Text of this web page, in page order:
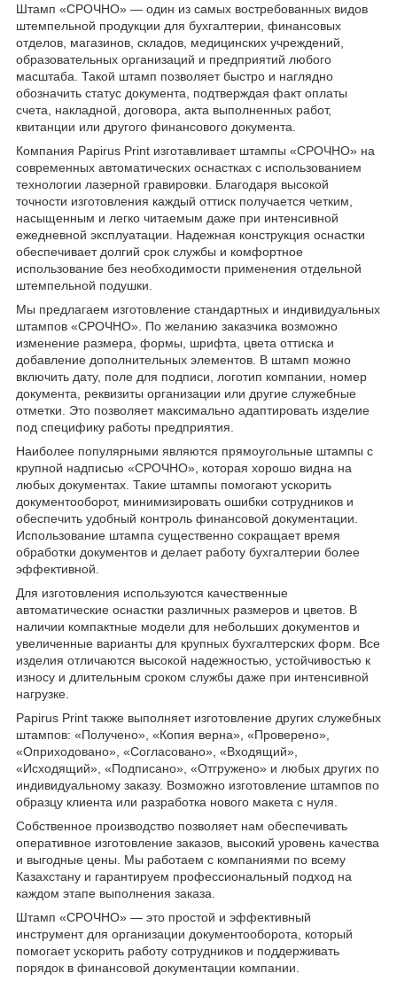
Штамп «СРОЧНО» — один из самых востребованных видов
штемпельной продукции для бухгалтерии, финансовых
отделов, магазинов, складов, медицинских учреждений,
образовательных организаций и предприятий любого
масштаба. Такой штамп позволяет быстро и наглядно
обозначить статус документа, подтверждая факт оплаты
счета, накладной, договора, акта выполненных работ,
квитанции или другого финансового документа.
Компания Papirus Print изготавливает штампы «СРОЧНО» на
современных автоматических оснастках с использованием
технологии лазерной гравировки. Благодаря высокой
точности изготовления каждый оттиск получается четким,
насыщенным и легко читаемым даже при интенсивной
ежедневной эксплуатации. Надежная конструкция оснастки
обеспечивает долгий срок службы и комфортное
использование без необходимости применения отдельной
штемпельной подушки.
Мы предлагаем изготовление стандартных и индивидуальных
штампов «СРОЧНО». По желанию заказчика возможно
изменение размера, формы, шрифта, цвета оттиска и
добавление дополнительных элементов. В штамп можно
включить дату, поле для подписи, логотип компании, номер
документа, реквизиты организации или другие служебные
отметки. Это позволяет максимально адаптировать изделие
под специфику работы предприятия.
Наиболее популярными являются прямоугольные штампы с
крупной надписью «СРОЧНО», которая хорошо видна на
любых документах. Такие штампы помогают ускорить
документооборот, минимизировать ошибки сотрудников и
обеспечить удобный контроль финансовой документации.
Использование штампа существенно сокращает время
обработки документов и делает работу бухгалтерии более
эффективной.
Для изготовления используются качественные
автоматические оснастки различных размеров и цветов. В
наличии компактные модели для небольших документов и
увеличенные варианты для крупных бухгалтерских форм. Все
изделия отличаются высокой надежностью, устойчивостью к
износу и длительным сроком службы даже при интенсивной
нагрузке.
Papirus Print также выполняет изготовление других служебных
штампов: «Получено», «Копия верна», «Проверено»,
«Оприходовано», «Согласовано», «Входящий»,
«Исходящий», «Подписано», «Отгружено» и любых других по
индивидуальному заказу. Возможно изготовление штампов по
образцу клиента или разработка нового макета с нуля.
Собственное производство позволяет нам обеспечивать
оперативное изготовление заказов, высокий уровень качества
и выгодные цены. Мы работаем с компаниями по всему
Казахстану и гарантируем профессиональный подход на
каждом этапе выполнения заказа.
Штамп «СРОЧНО» — это простой и эффективный
инструмент для организации документооборота, который
помогает ускорить работу сотрудников и поддерживать
порядок в финансовой документации компании.